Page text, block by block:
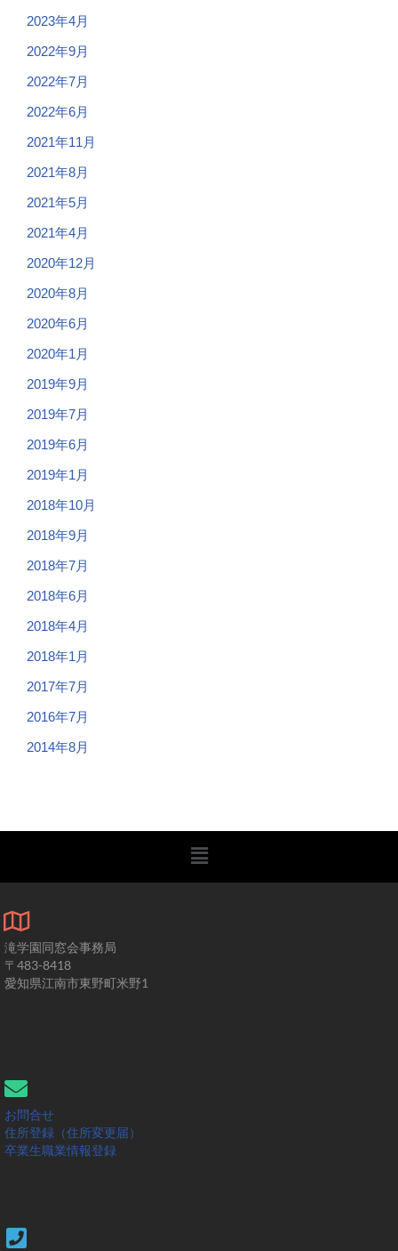
2023年4月
2022年9月
2022年7月
2022年6月
2021年11月
2021年8月
2021年5月
2021年4月
2020年12月
2020年8月
2020年6月
2020年1月
2019年9月
2019年7月
2019年6月
2019年1月
2018年10月
2018年9月
2018年7月
2018年6月
2018年4月
2018年1月
2017年7月
2016年7月
2014年8月
滝学園同窓会事務局
〒483-8418
愛知県江南市東野町米野1
お問合せ
住所登録（住所変更届）
卒業生職業情報登録